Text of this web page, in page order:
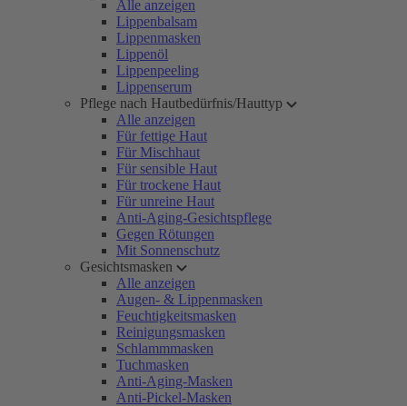
Alle anzeigen
Lippenbalsam
Lippenmasken
Lippenöl
Lippenpeeling
Lippenserum
Pflege nach Hautbedürfnis/Hauttyp
Alle anzeigen
Für fettige Haut
Für Mischhaut
Für sensible Haut
Für trockene Haut
Für unreine Haut
Anti-Aging-Gesichtspflege
Gegen Rötungen
Mit Sonnenschutz
Gesichtsmasken
Alle anzeigen
Augen- & Lippenmasken
Feuchtigkeitsmasken
Reinigungsmasken
Schlammmasken
Tuchmasken
Anti-Aging-Masken
Anti-Pickel-Masken